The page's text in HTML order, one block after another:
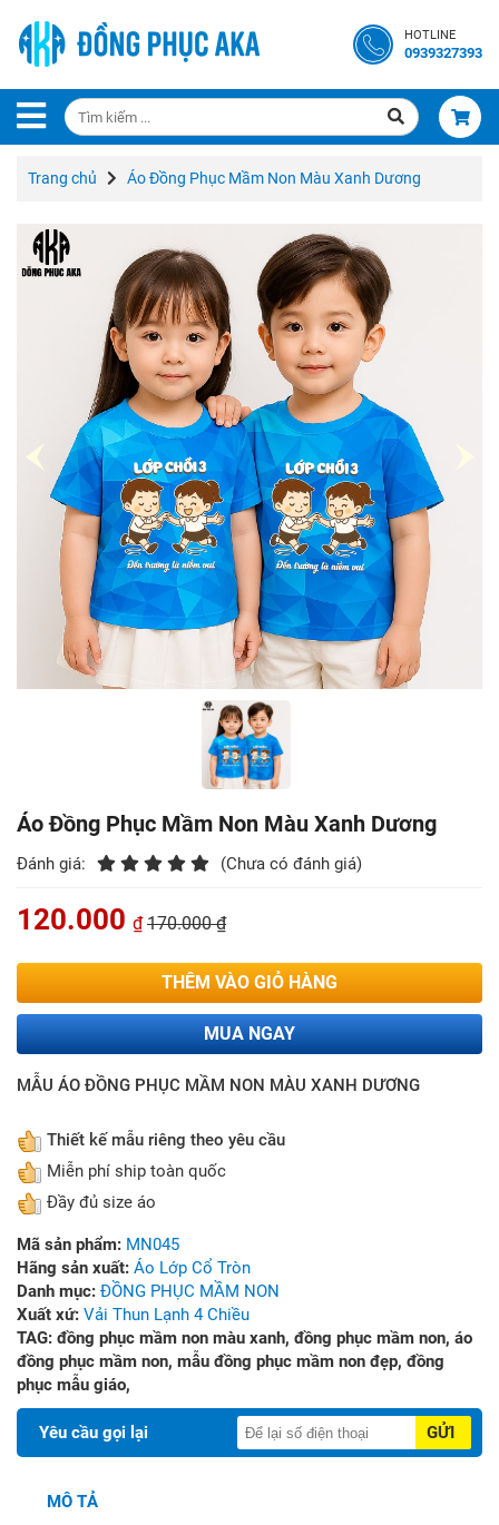
HOTLINE
0939327393
Trang
Chủ
Giới
Thiệu
Liên
Trang chủ Áo Đồng Phục Mầm Non Màu Xanh Dương
Áo Đồng Phục Mầm Non Màu Xanh Dương
Đánh giá: (Chưa có đánh giá)
120.000 ₫ 170.000 ₫
THÊM VÀO GIỎ HÀNG
MUA NGAY
MẪU ÁO ĐỒNG PHỤC MẦM NON MÀU XANH DƯƠNG
Thiết kế mẫu riêng theo yêu cầu
Miễn phí ship toàn quốc
Đầy đủ size áo
Mã sản phẩm: MN045
Hãng sản xuất: Áo Lớp Cổ Tròn
Danh mục: ĐỒNG PHỤC MẦM NON
Xuất xứ: Vải Thun Lạnh 4 Chiều
TAG: đồng phục mầm non màu xanh, đồng phục mầm non, áo
đồng phục mầm non, mẫu đồng phục mầm non đẹp, đồng
phục mẫu giáo,
Yêu cầu gọi lại GỬI
MÔ TẢ